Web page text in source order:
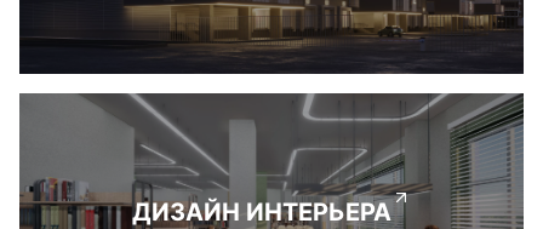
ДИЗАЙН ИНТЕРЬЕРА